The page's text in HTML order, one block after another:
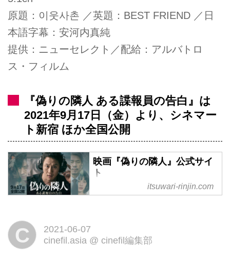
原題：이웃사촌 ／英題：BEST FRIEND ／日
本語字幕：安河内真純
提供：ニューセレクト／配給：アルバトロ
ス・フィルム
『偽りの隣人 ある諜報員の告白』は
2021年9月17日（金）より、シネマー
ト新宿 ほか全国公開
映画『偽りの隣人』公式サイ
ト
韓国初登場1位！『7番房の奇跡』
国家を揺るがせた男たちの”正
itsuwari-rinjin.com
C
2021-06-07
cinefil.asia @ cinefil編集部